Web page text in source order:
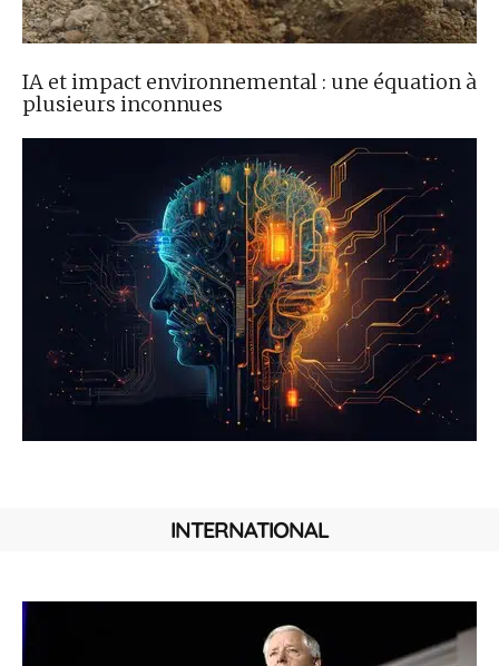
IA et impact environnemental : une équation à
plusieurs inconnues
INTERNATIONAL